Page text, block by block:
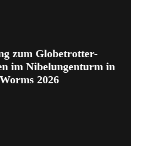
zum Globetrotter-
im Nibelungenturm in
Worms 2026